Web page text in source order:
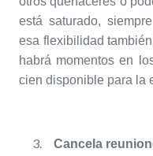
está saturado,
esa flexibilidad
habrá momentos en
cien disponible para la
Cancela